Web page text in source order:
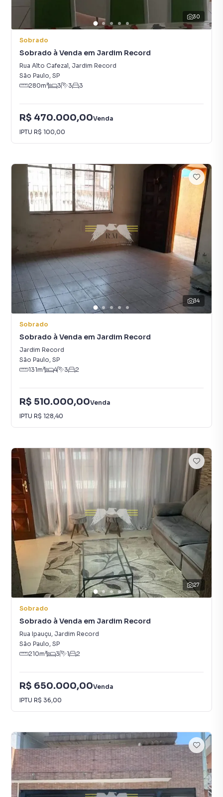
30
Sobrado
Sobrado à Venda em Jardim Record
Rua Alto Cafezal, Jardim Record
São Paulo, SP
280m² 3 3 3
R$ 470.000,00Venda
IPTU R$ 100,00
34
Sobrado
Sobrado à Venda em Jardim Record
Jardim Record
São Paulo, SP
131m² 4 3 2
R$ 510.000,00Venda
IPTU R$ 128,40
27
Sobrado
Sobrado à Venda em Jardim Record
Rua Ipauçu, Jardim Record
São Paulo, SP
210m² 3 1 2
R$ 650.000,00Venda
IPTU R$ 36,00